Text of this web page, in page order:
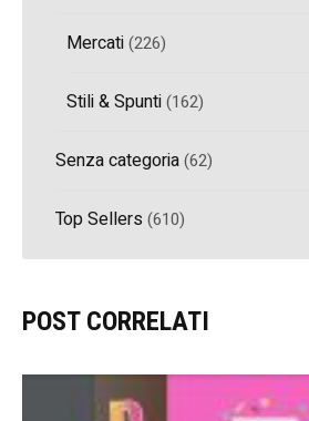
Mercati(226)
Stili & Spunti(162)
Senza categoria(62)
Top Sellers (610)
POST CORRELATI